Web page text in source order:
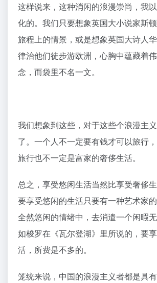
这样说来，这种消闲的浪漫崇尚，我
化的。我们只要想象英国大小说家斯
旅程上的情景，或是想象英国大诗人
律治他们徒步游欧洲，心胸中蕴藏着
念，而袋里不名一文。
我们想象到这些，对于这些个浪漫主
了。一个人不一定要有钱才可以旅行
旅行也不一定是富家的奢侈生活。
总之，享受悠闲生活当然比享受奢侈生
要享受悠闲的生活只要有一种艺术家
全然悠闲的情绪中，去消遣一个闲暇
如梭罗在《瓦尔登湖》里所说的，要
活，所费是不多的。
笼统来说，中国的浪漫主义者都是具